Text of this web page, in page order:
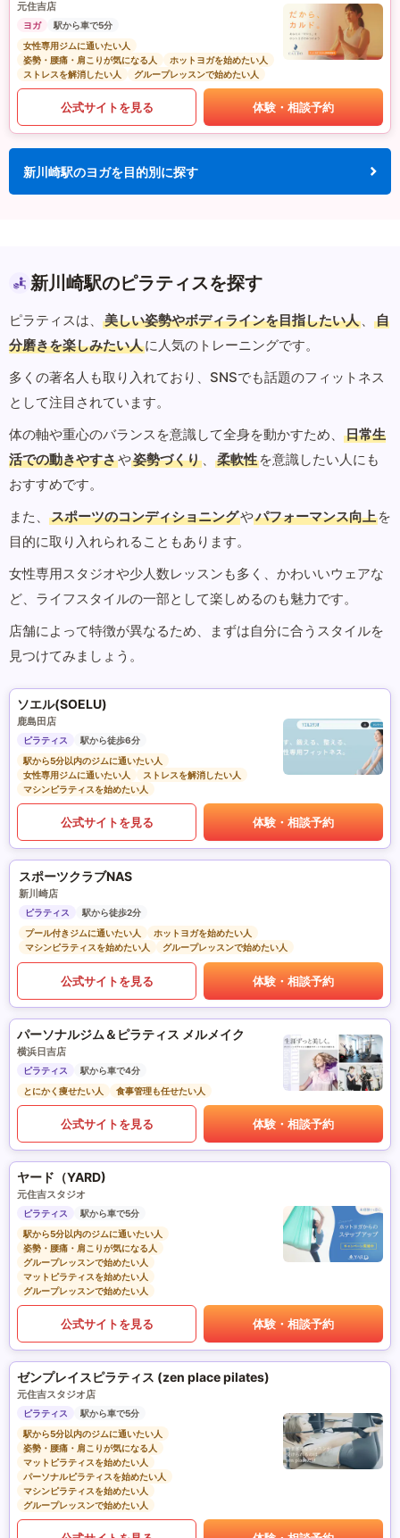
元住吉店
ヨガ
駅から車で5分
女性専用ジムに通いたい人
姿勢・腰痛・肩こりが気になる人
ホットヨガを始めたい人
ストレスを解消したい人
グループレッスンで始めたい人
公式サイトを見る 体験・相談予約
新川崎駅のヨガを目的別に探す
新川崎駅のピラティスを探す
ピラティスは、 美しい姿勢やボディラインを目指したい人 、
自
分磨きを楽しみたい人に人気のトレーニングです。
多くの著名人も取り入れており、SNSでも話題のフィットネス
として注目されています。
体の軸や重心のバランスを意識して全身を動かすため、
日常生
活での動きやすさや姿勢づくり 、 柔軟性 を意識したい人にも
おすすめです。
また、
スポーツのコンディショニングやパフォーマンス向上 を
目的に取り入れられることもあります。
女性専用スタジオや少人数レッスンも多く、かわいいウェアな
ど、ライフスタイルの一部として楽しめるのも魅力です。
店舗によって特徴が異なるため、まずは自分に合うスタイルを
見つけてみましょう。
ソエル(SOELU)
鹿島田店
ピラティス
駅から徒歩6分
駅から5分以内のジムに通いたい人
女性専用ジムに通いたい人
ストレスを解消したい人
マシンピラティスを始めたい人
公式サイトを見る 体験・相談予約
スポーツクラブNAS
新川崎店
ピラティス
駅から徒歩2分
プール付きジムに通いたい人
ホットヨガを始めたい人
マシンピラティスを始めたい人
グループレッスンで始めたい人
公式サイトを見る 体験・相談予約
パーソナルジム＆ピラティス メルメイク
横浜日吉店
ピラティス
駅から車で4分
とにかく痩せたい人
食事管理も任せたい人
公式サイトを見る 体験・相談予約
ヤード（YARD)
元住吉スタジオ
ピラティス
駅から車で5分
駅から5分以内のジムに通いたい人
姿勢・腰痛・肩こりが気になる人
グループレッスンで始めたい人
マットピラティスを始めたい人
グループレッスンで始めたい人
公式サイトを見る 体験・相談予約
ゼンプレイスピラティス (zen place pilates)
元住吉スタジオ店
ピラティス
駅から車で5分
駅から5分以内のジムに通いたい人
姿勢・腰痛・肩こりが気になる人
マットピラティスを始めたい人
パーソナルピラティスを始めたい人
マシンピラティスを始めたい人
グループレッスンで始めたい人